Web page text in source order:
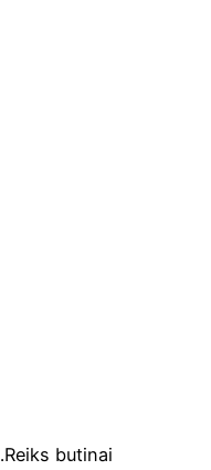
buti­nai